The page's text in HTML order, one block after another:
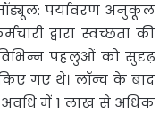
पर्यावरण अनुकूल
द्वारा स्वच्छता की
पहलुओं को सुदृढ़
गए थे। लॉन्च के बाद
अवधि में 1 लाख से अधिक